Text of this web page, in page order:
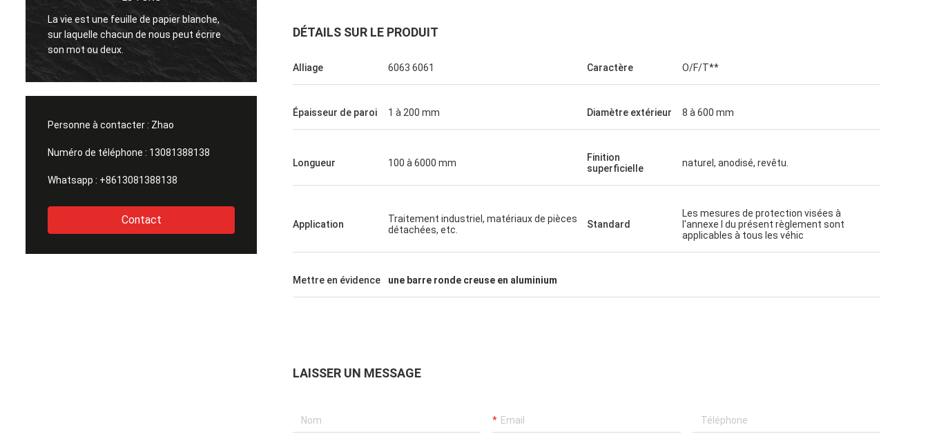
de papier blanche,
de nous peut écrire
De bons produits, un bon service, une
bonne plateforme d'approvisionnement
pour la production de bouteilles de lait de
différentes tailles, bouteilles de sauce
soja, bouteilles de vin jaune.
bonne plateforme d'approvisionnement
soja, bouteilles de vin jaune.
soja, bouteilles de vin jaune.
Personne à contacter : Zhao
Numéro de téléphone : 13081388138
Whatsapp : +8613081388138
Contact
DÉTAILS SUR LE PRODUIT
Alliage 6063 6061 Caractère O/F/T**
Épaisseur de paroi 1 à 200 mm Diamètre extérieur 8 à 600 mm
Longueur 100 à 6000 mm
Finition
superficielle
naturel, anodisé, revêtu.
Application
Traitement industriel, matériaux de pièces
détachées, etc.
Standard
Les mesures de protection visées à
l'annexe I du présent règlement sont
applicables à tous les véhic
Mettre en évidence une barre ronde creuse en aluminium
LAISSER UN MESSAGE